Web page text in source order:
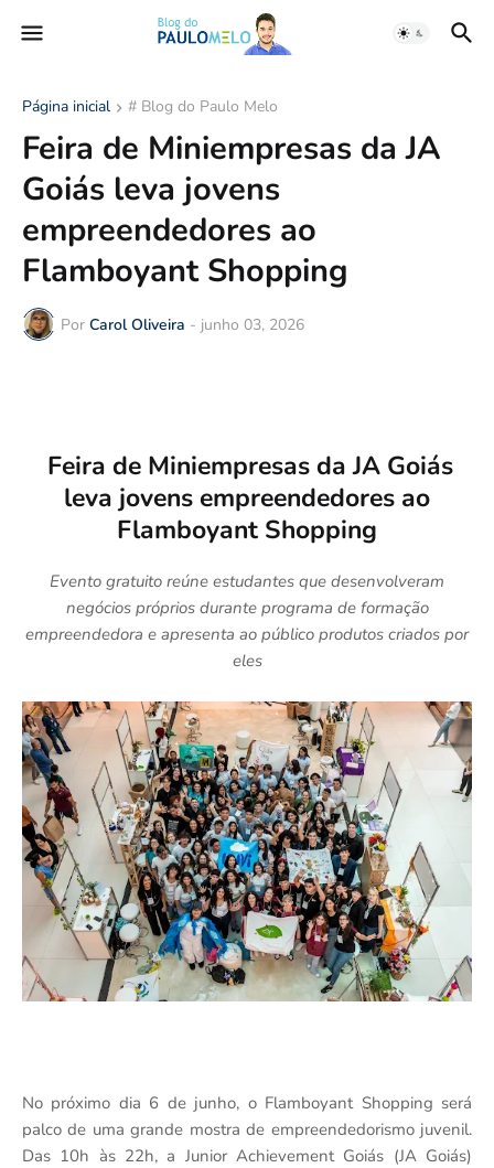
Página inicial # Blog do Paulo Melo
Feira de Miniempresas da JA
Goiás leva jovens
empreendedores ao
Flamboyant Shopping
Por Carol Oliveira - junho 03, 2026
Feira de Miniempresas da JA Goiás
leva jovens empreendedores ao
Flamboyant Shopping
Evento gratuito reúne estudantes que desenvolveram
negócios próprios durante programa de formação
empreendedora e apresenta ao público produtos criados por
eles
No próximo dia 6 de junho, o Flamboyant Shopping será
palco de uma grande mostra de empreendedorismo juvenil.
Das 10h às 22h, a Junior Achievement Goiás (JA Goiás)